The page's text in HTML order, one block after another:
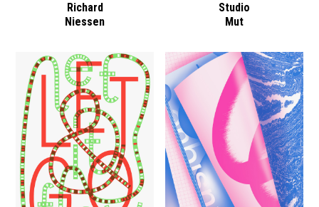
Richard
Niessen
Studio
Mut